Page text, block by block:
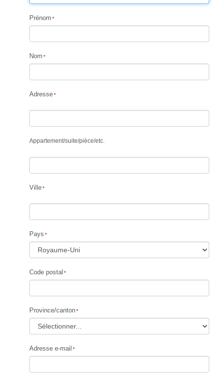
Prénom
Nom
Adresse
Appartement/suite/pièce/etc.
Ville
Pays
Code postal
Province/canton
Adresse e-mail